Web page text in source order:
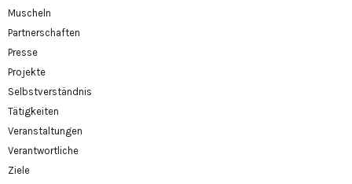
Muscheln
Partnerschaften
Presse
Projekte
Selbstverständnis
Tätigkeiten
Veranstaltungen
Verantwortliche
Ziele